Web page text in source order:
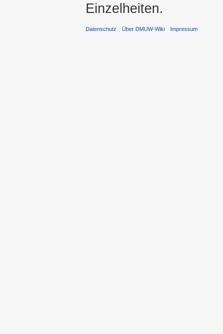
Einzelheiten.
Datenschutz Über DMUW-Wiki Impressum